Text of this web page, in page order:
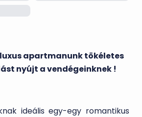
apartmanunk tökéletes
nyújt a vendégeinknek !
ideális egy-egy romantikus